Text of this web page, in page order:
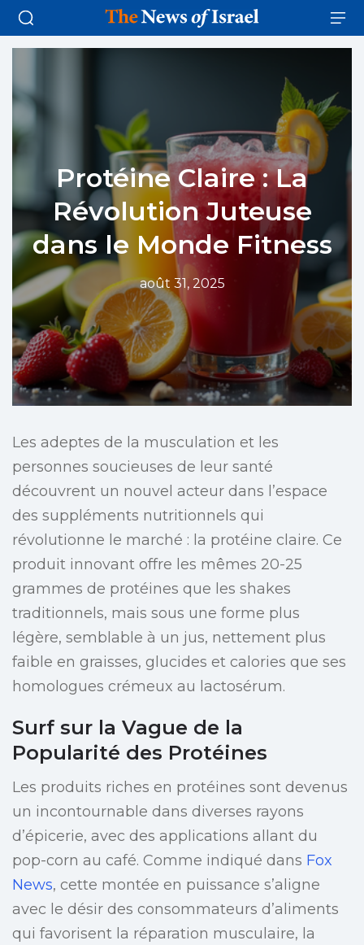
Protéine Claire : La
Révolution Juteuse
dans le Monde Fitness
août 31, 2025
Les adeptes de la musculation et les
personnes soucieuses de leur santé
découvrent un nouvel acteur dans l’espace
des suppléments nutritionnels qui
révolutionne le marché : la protéine claire. Ce
produit innovant offre les mêmes 20-25
grammes de protéines que les shakes
traditionnels, mais sous une forme plus
légère, semblable à un jus, nettement plus
faible en graisses, glucides et calories que ses
homologues crémeux au lactosérum.
Surf sur la Vague de la
Popularité des Protéines
Les produits riches en protéines sont devenus
un incontournable dans diverses rayons
d’épicerie, avec des applications allant du
pop-corn au café. Comme indiqué dans Fox
News, cette montée en puissance s’aligne
avec le désir des consommateurs d’aliments
qui favorisent la réparation musculaire, la